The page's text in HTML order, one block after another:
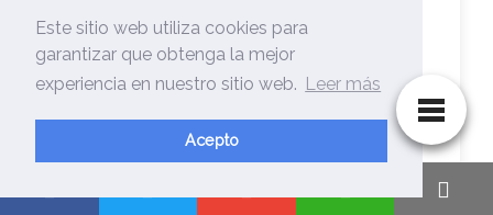
🥇Camara Seguridad X – El Mejor【…
Este sitio web utiliza cookies para
garantizar que obtenga la mejor
experiencia en nuestro sitio web. Leer más
Acepto